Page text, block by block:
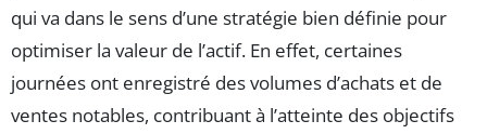
qui va dans le sens d’une stratégie bien définie pour
optimiser la valeur de l’actif. En effet, certaines
journées ont enregistré des volumes d’achats et de
ventes notables, contribuant à l’atteinte des objectifs